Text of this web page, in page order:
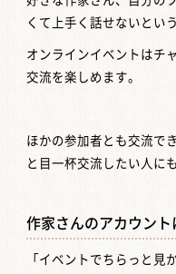
くて上手く話せないとい
オンラインイベントはチ
交流を楽しめます。
ほかの参加者とも交流で
と目一杯交流したい人に
作家さんのアカウント
「イベントでちらっと